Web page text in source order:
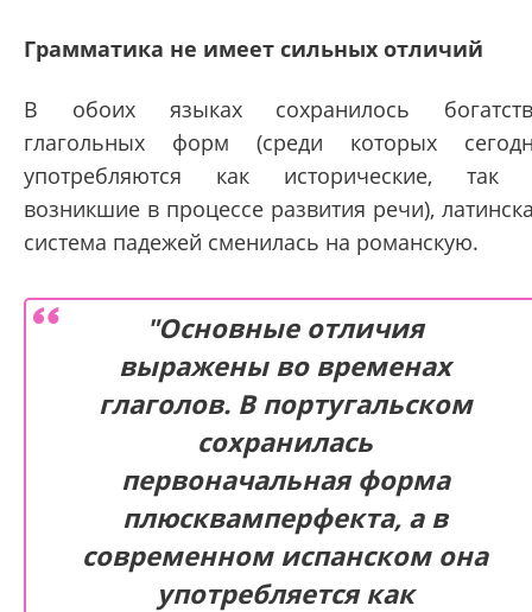
Грамматика не имеет сильных отличий
В обоих языках сохранилось
глагольных форм (среди которых
употребляются как исторические, так
возникшие в процессе развития речи),
система падежей сменилась на романскую.
"Основные отличия
выражены во временах
глаголов. В португальском
сохранилась
первоначальная форма
плюсквамперфекта, а в
современном испанском она
употребляется как